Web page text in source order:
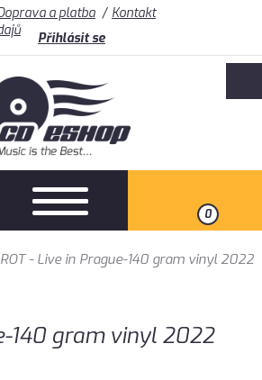
a platba
Kontakt
Přihlásit se
0
- Live in Prague-140 gram vinyl 2022
140 gram vinyl 2022